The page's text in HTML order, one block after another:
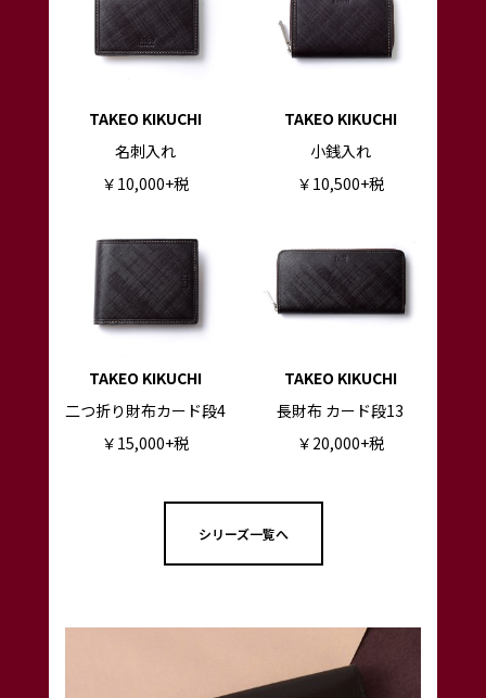
TAKEO KIKUCHI
名刺入れ
￥10,000+税
TAKEO KIKUCHI
小銭入れ
￥10,500+税
TAKEO KIKUCHI
二つ折り財布カード段4
￥15,000+税
TAKEO KIKUCHI
長財布 カード段13
￥20,000+税
シリーズ一覧へ